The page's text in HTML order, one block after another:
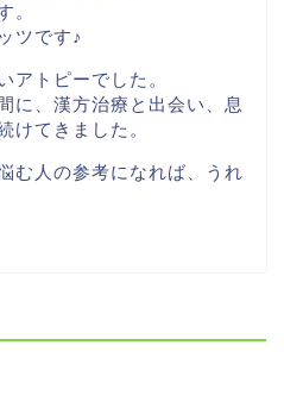
。
ツです♪
アトピーでした。
に、漢方治療と出会い、息
けてきました。
む人の参考になれば、うれ